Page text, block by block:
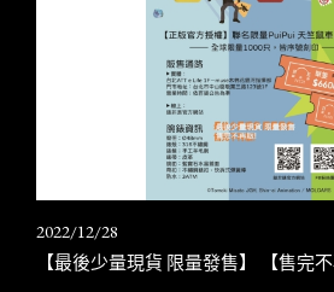
2022/12/28
【最後少量現貨 限量發售】 【售完不